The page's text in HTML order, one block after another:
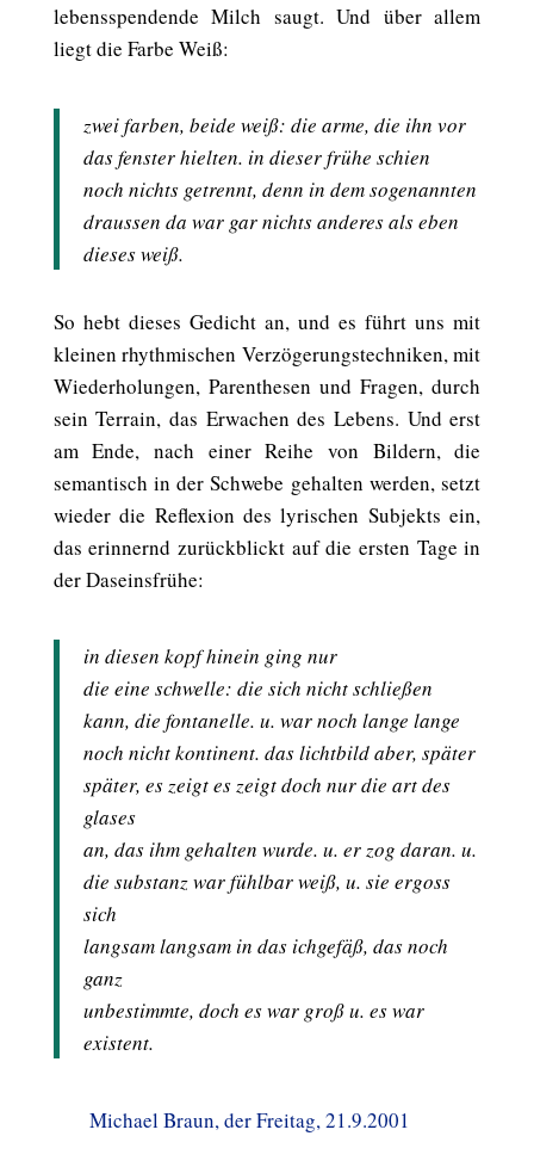
lebensspendende Milch saugt. Und über allem
liegt die Farbe Weiß:
zwei farben, beide weiß: die arme, die ihn vor
das fenster hielten. in dieser frühe schien
noch nichts getrennt, denn in dem sogenannten
draussen da war gar nichts anderes als eben
dieses weiß.
So hebt dieses Gedicht an, und es führt uns mit
kleinen rhythmischen Verzögerungstechniken, mit
Wiederholungen, Parenthesen und Fragen, durch
sein Terrain, das Erwachen des Lebens. Und erst
am Ende, nach einer Reihe von Bildern, die
semantisch in der Schwebe gehalten werden, setzt
wieder die Reflexion des lyrischen Subjekts ein,
das erinnernd zurückblickt auf die ersten Tage in
der Daseinsfrühe:
in diesen kopf hinein ging nur
die eine schwelle: die sich nicht schließen
kann, die fontanelle. u. war noch lange lange
noch nicht kontinent. das lichtbild aber, später
später, es zeigt es zeigt doch nur die art des
glases
an, das ihm gehalten wurde. u. er zog daran. u.
die substanz war fühlbar weiß, u. sie ergoss
sich
langsam langsam in das ichgefäß, das noch
ganz
unbestimmte, doch es war groß u. es war
existent.
Michael Braun, der Freitag, 21.9.2001